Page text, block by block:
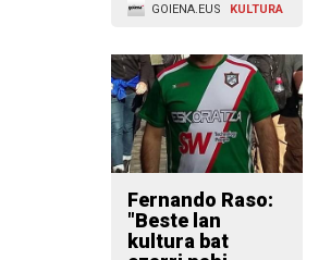
GOIENA.EUS KULTURA
Fernando Raso:
"Beste lan
kultura bat